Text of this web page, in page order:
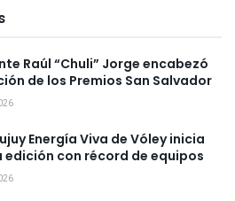
Raúl “Chuli” Jorge encabezó
de los Premios San Salvador
Energía Viva de Vóley inicia
edición con récord de equipos